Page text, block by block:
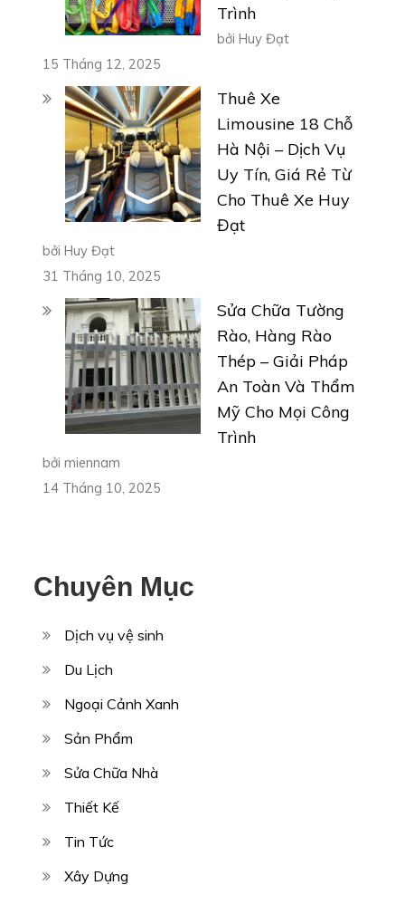
Trình
bởi Huy Đạt
15 Tháng 12, 2025
Thuê Xe
Limousine 18 Chỗ
Hà Nội – Dịch Vụ
Uy Tín, Giá Rẻ Từ
Cho Thuê Xe Huy
Đạt
bởi Huy Đạt
31 Tháng 10, 2025
Sửa Chữa Tường
Rào, Hàng Rào
Thép – Giải Pháp
An Toàn Và Thẩm
Mỹ Cho Mọi Công
Trình
bởi miennam
14 Tháng 10, 2025
Chuyên Mục
Dịch vụ vệ sinh
Du Lịch
Ngoại Cảnh Xanh
Sản Phẩm
Sửa Chữa Nhà
Thiết Kế
Tin Tức
Xây Dựng